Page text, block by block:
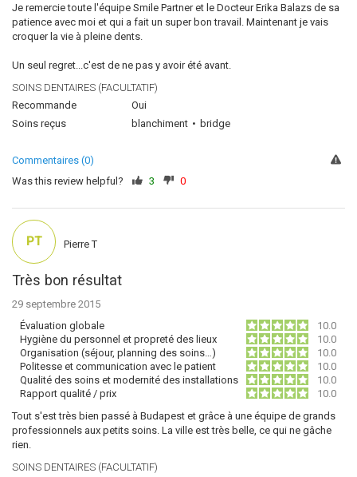
Je remercie toute l'équipe Smile Partner et le Docteur Erika Balazs de sa
patience avec moi et qui a fait un super bon travail. Maintenant je vais
croquer la vie à pleine dents.
Un seul regret...c'est de ne pas y avoir été avant.
SOINS DENTAIRES (FACULTATIF)
Recommande
Oui
Soins reçus
blanchiment bridge
Commentaires (0)
Was this review helpful?
3 0
Très bon résultat
29 septembre 2015
Évaluation globale
10.0
Hygiène du personnel et propreté des lieux
10.0
Organisation (séjour, planning des soins…)
10.0
Politesse et communication avec le patient
10.0
Qualité des soins et modernité des installations
10.0
Rapport qualité / prix
10.0
Tout s'est très bien passé à Budapest et grâce à une équipe de grands
professionnels aux petits soins. La ville est très belle, ce qui ne gâche
rien.
SOINS DENTAIRES (FACULTATIF)
PT Pierre T